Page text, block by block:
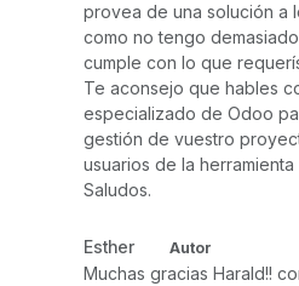
provea de una solución a
como no tengo
cumple con lo que
Te aconsejo que hables
especializado de Odoo
gestión de vuestro
usuarios de la
Saludos.
Esther Autor
Muchas gracias Harald!!